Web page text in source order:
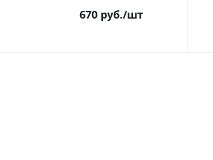
670руб./шт